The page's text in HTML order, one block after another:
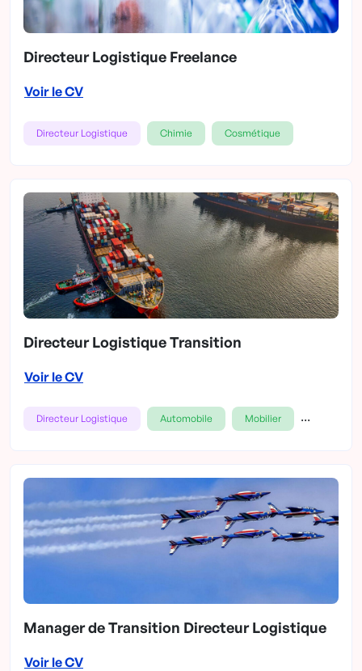
Directeur Logistique Freelance
Voir le CV
Directeur Logistique Chimie Cosmétique
Directeur Logistique Transition
Voir le CV
Directeur Logistique Automobile Mobilier ...
Manager de Transition Directeur Logistique
Voir le CV